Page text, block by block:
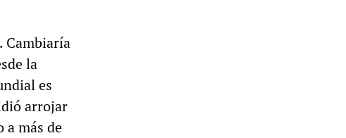
Cambiaría
la
es
arrojar
a más de